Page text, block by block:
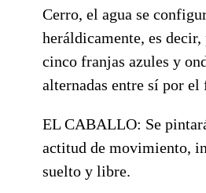
Cerro, el agua se
heráldicamente, es
cinco franjas azules y
alternadas entre sí por el
EL CABALLO: Se
actitud de movimiento,
suelto y libre.